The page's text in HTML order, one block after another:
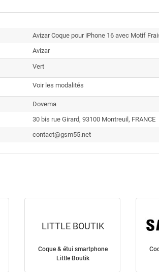
Avizar Coque pour iPhone 16 avec Motif
Avizar
Vert
Voir les modalités
Dovema
30 bis rue Girard, 93100 Montreuil, FRANCE
contact@gsm55.net
LITTLE BOUTIK
Coque & étui smartphone
Little Boutik